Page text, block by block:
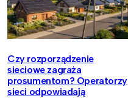
Czy rozporządzenie
sieciowe zagraża
prosumentom? Operatorzy
sieci odpowiadają